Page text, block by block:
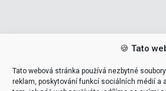
🍪 Tato
Tato webová stránka používá nezbytné
reklam, poskytování funkcí sociálních médií a